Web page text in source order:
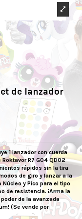
de lanzador
1 lanzador con cuerda
Roktavor R7 G04 QD02
rápidos sin la tira
de giro y lanzar a la
y Pico para el tipo
de resistencia. ¡Arma la
de la avanzada
(Se vende por